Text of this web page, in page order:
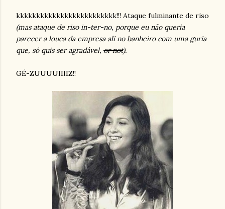
kkkkkkkkkkkkkkkkkkkkkkkkk!!! Ataque fulminante de riso
(mas ataque de riso in-ter-no, porque eu não queria
parecer a louca da empresa ali no banheiro com uma guria
que, só quis ser agradável, or not).
GÉ-ZUUUUIIIIZ!!